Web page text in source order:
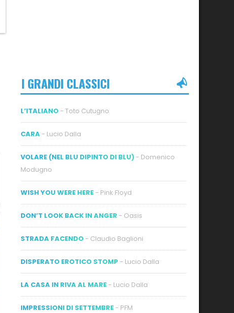
I GRANDI CLASSICI
L’ITALIANO - Toto Cutugno
CARA - Lucio Dalla
VOLARE (NEL BLU DIPINTO DI BLU) - Domenico
Modugno
WISH YOU WERE HERE - Pink Floyd
DON’T LOOK BACK IN ANGER - Oasis
STRADA FACENDO - Claudio Baglioni
DISPERATO EROTICO STOMP - Lucio Dalla
LA CASA IN RIVA AL MARE - Lucio Dalla
IMPRESSIONI DI SETTEMBRE - PFM